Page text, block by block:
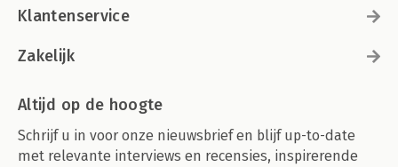
Klantenservice
Zakelijk
Altijd op de hoogte
Schrijf u in voor onze nieuwsbrief en blijf up-to-date
met relevante interviews en recensies, inspirerende